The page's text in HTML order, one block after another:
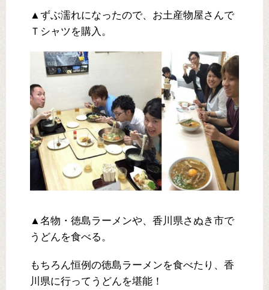
▲ずぶ濡れになったので、お土産物屋さんで
Ｔシャツを購入。
▲名物・徳島ラーメンや、香川県さぬき市で
うどんを食べる。
もちろん恒例の徳島ラーメンを食べたり、香
川県に行ってうどんを堪能！